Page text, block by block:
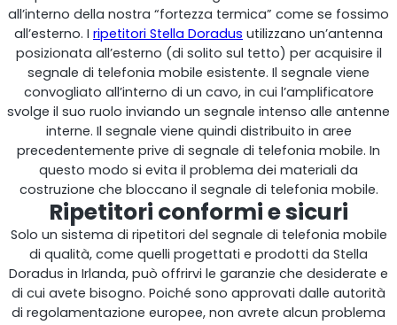
RouterAmp
Amplificazione del segnale verso il router.
all’interno della nostra “fortezza termica” come se fossimo
all’esterno. I ripetitori Stella Doradus utilizzano un’antenna
posizionata all’esterno (di solito sul tetto) per acquisire il
segnale di telefonia mobile esistente. Il segnale viene
convogliato all’interno di un cavo, in cui l’amplificatore
svolge il suo ruolo inviando un segnale intenso alle antenne
interne. Il segnale viene quindi distribuito in aree
precedentemente prive di segnale di telefonia mobile. In
questo modo si evita il problema dei materiali da
costruzione che bloccano il segnale di telefonia mobile.
Ripetitori conformi e sicuri
Solo un sistema di ripetitori del segnale di telefonia mobile
di qualità, come quelli progettati e prodotti da Stella
Doradus in Irlanda, può offrirvi le garanzie che desiderate e
di cui avete bisogno. Poiché sono approvati dalle autorità
di regolamentazione europee, non avrete alcun problema